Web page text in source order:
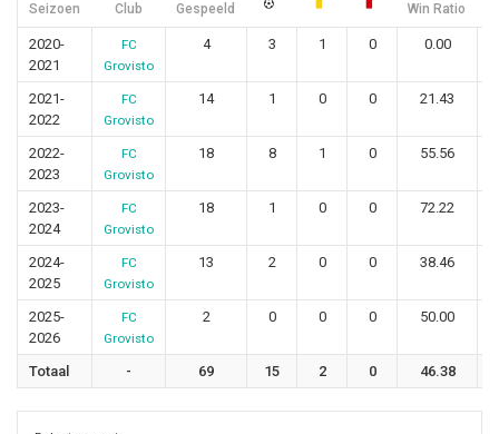
Seizoen Club Gespeeld Win Ratio
2020-
2021
FC
Grovisto
4 3 1 0 0.00
2021-
2022
FC
Grovisto
14 1 0 0 21.43
2022-
2023
FC
Grovisto
18 8 1 0 55.56
2023-
2024
FC
Grovisto
18 1 0 0 72.22
2024-
2025
FC
Grovisto
13 2 0 0 38.46
2025-
2026
FC
Grovisto
2 0 0 0 50.00
Totaal - 69 15 2 0 46.38